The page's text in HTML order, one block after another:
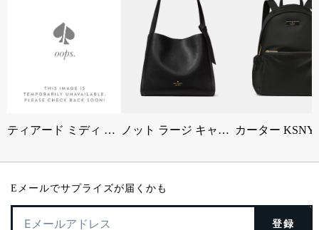
ティアード ミディ ドレス ノット ラージ キャリーオール
Eメールでサプライズが届くかも
登録